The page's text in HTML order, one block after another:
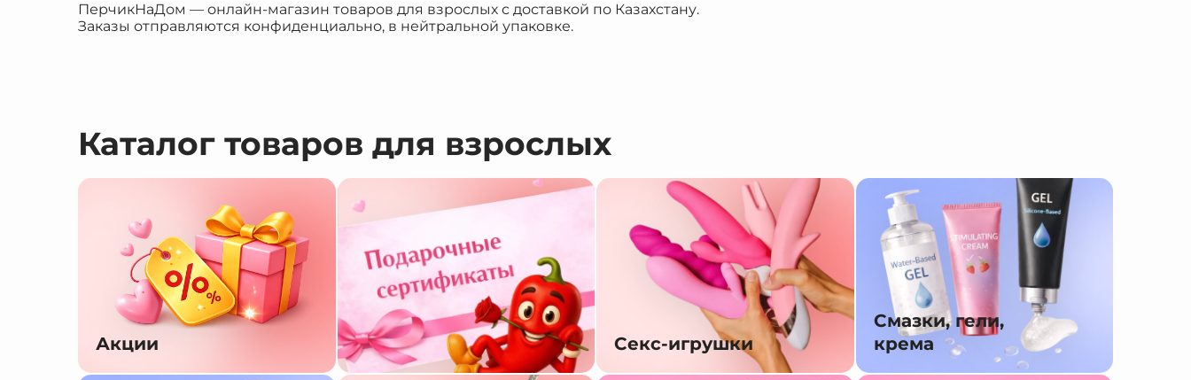
ПерчикНаДом — онлайн-магазин товаров для взрослых с доставкой по Казахстану.
Заказы отправляются конфиденциально, в нейтральной упаковке.
Каталог товаров для взрослых
Акции Секс-игрушки
Смазки, гели,
крема